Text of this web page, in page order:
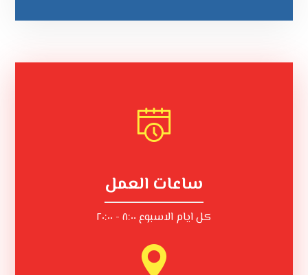
ساعات العمل
كل ايام الاسبوع ٨:٠٠ - ٢٠:٠٠